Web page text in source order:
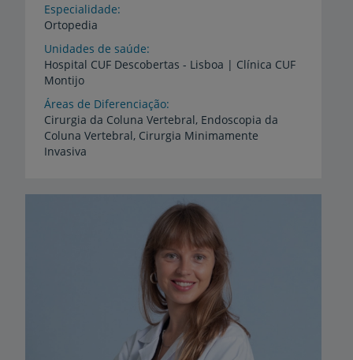
Especialidade
Ortopedia
Unidades de saúde
Hospital CUF Descobertas - Lisboa | Clínica CUF
Montijo
Áreas de Diferenciação
Cirurgia da Coluna Vertebral, Endoscopia da
Coluna Vertebral, Cirurgia Minimamente
Invasiva